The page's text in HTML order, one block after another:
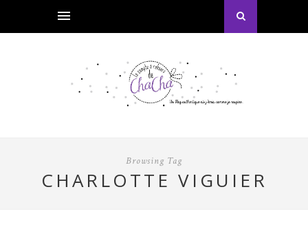
Browsing Tag
CHARLOTTE VIGUIER